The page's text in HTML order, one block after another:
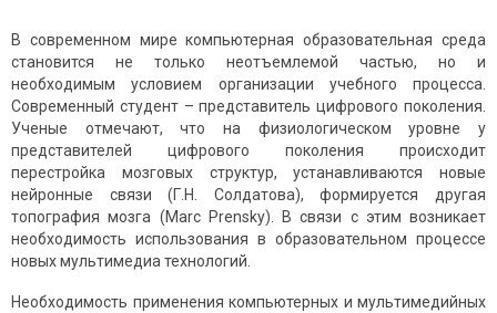
В современном мире компьютерная образовательная среда
становится не только неотъемлемой частью, но и
необходимым условием организации учебного процесса.
Современный студент – представитель цифрового поколения.
Ученые отмечают, что на физиологическом уровне у
представителей цифрового поколения происходит
перестройка мозговых структур, устанавливаются новые
нейронные связи (Г.Н. Солдатова), формируется другая
топография мозга (Marc Prensky). В связи с этим возникает
необходимость использования в образовательном процессе
новых мультимедиа технологий.
Необходимость применения компьютерных и мультимедийных